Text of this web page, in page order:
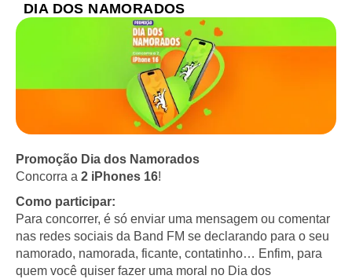
DIA DOS NAMORADOS
Promoção Dia dos Namorados
Concorra a 2 iPhones 16!
Como participar:
Para concorrer, é só enviar uma mensagem ou comentar
nas redes sociais da Band FM se declarando para o seu
namorado, namorada, ficante, contatinho… Enfim, para
quem você quiser fazer uma moral no Dia dos